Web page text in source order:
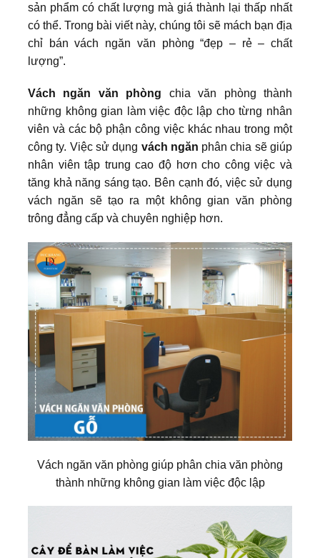
sản phẩm có chất lượng mà giá thành lại thấp nhất
có thể. Trong bài viết này, chúng tôi sẽ mách bạn địa
chỉ bán vách ngăn văn phòng “đẹp – rẻ – chất
lượng”.
Vách ngăn văn phòng chia văn phòng thành
những không gian làm việc độc lập cho từng nhân
viên và các bộ phận công việc khác nhau trong một
công ty. Việc sử dụng vách ngăn phân chia sẽ giúp
nhân viên tập trung cao độ hơn cho công việc và
tăng khả năng sáng tạo. Bên cạnh đó, việc sử dụng
vách ngăn sẽ tạo ra một không gian văn phòng
trông đẳng cấp và chuyên nghiệp hơn.
Vách ngăn văn phòng giúp phân chia văn phòng
thành những không gian làm việc độc lập